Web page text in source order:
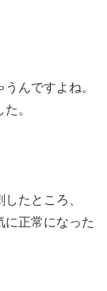
んですよね。
。
たところ、
に正常になった